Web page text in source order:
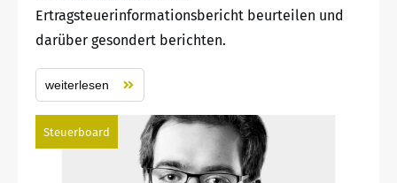
Ertragsteuerinformationsbericht beurteilen und
darüber gesondert berichten.
weiterlesen
Steuerboard